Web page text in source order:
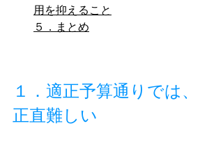
用を抑えること
５．まとめ
１．適正予算通りでは、
正直難しい